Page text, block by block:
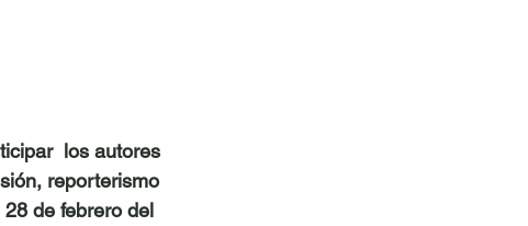
los autores
reporterismo
de febrero del